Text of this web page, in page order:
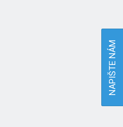
NAPIŠTE NÁM